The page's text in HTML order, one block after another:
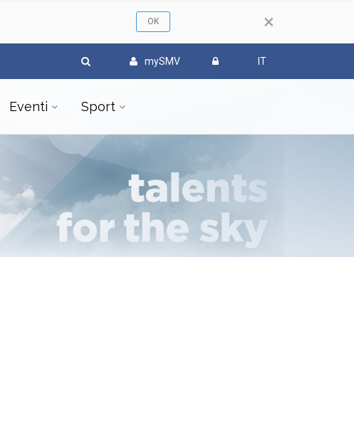
×
mySMV IT
Eventi Sport